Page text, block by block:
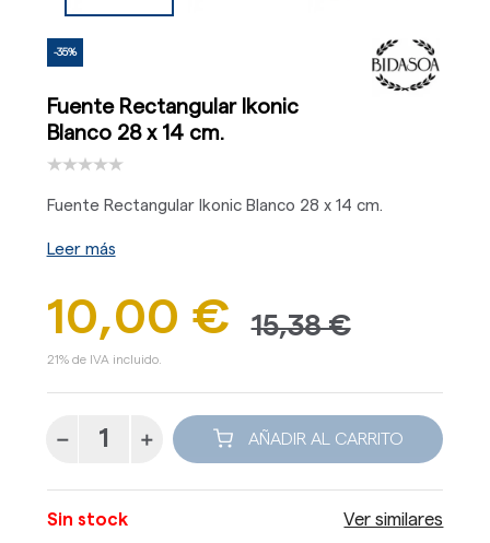
-35%
Fuente Rectangular Ikonic
Blanco 28 x 14 cm.
Fuente Rectangular Ikonic Blanco 28 x 14 cm.
Leer más
10,00 € 15,38 €
21% de IVA incluido.
AÑADIR AL CARRITO
Sin stock Ver similares